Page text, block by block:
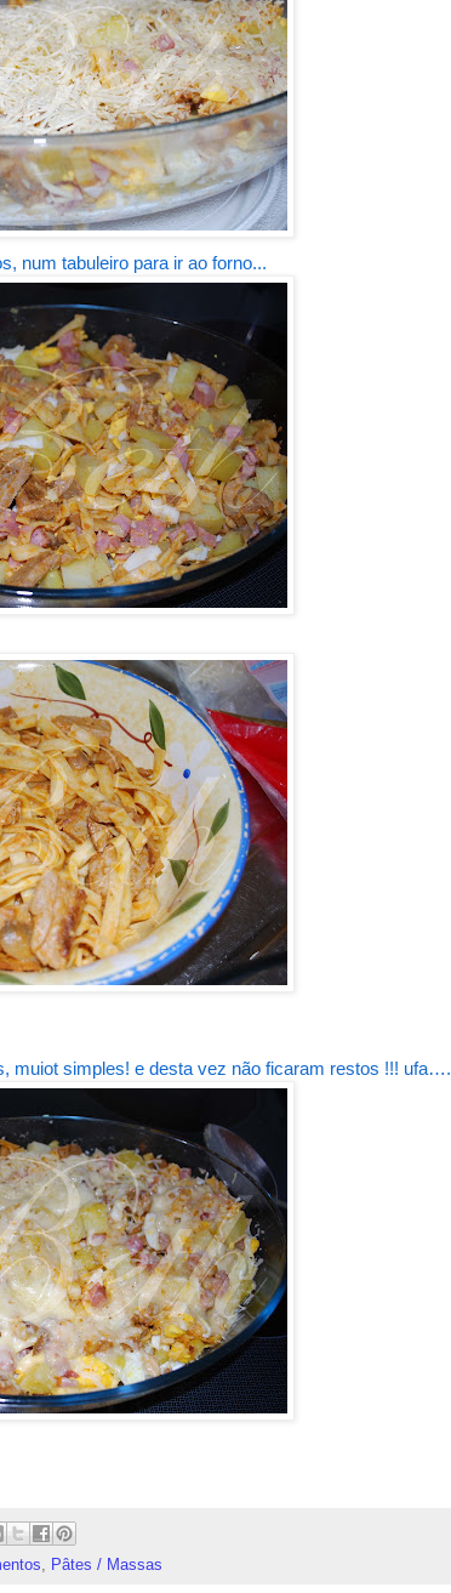
num tabuleiro para ir ao forno...
muiot simples! e desta vez não ficaram restos !!! ufa….
, Pâtes / Massas